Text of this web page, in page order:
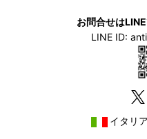
お問合せは
LINE ID:
イタリ